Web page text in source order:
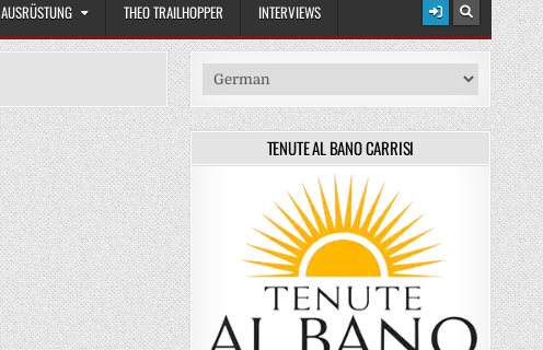
AUSRÜSTUNG THEO TRAILHOPPER INTERVIEWS
TENUTE AL BANO CARRISI